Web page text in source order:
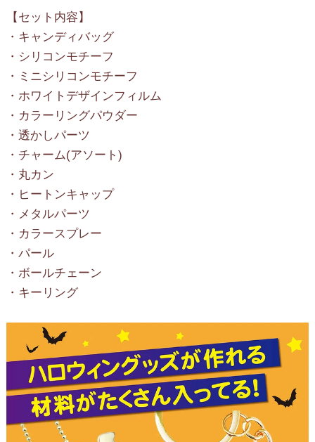
【セット内容】
・キャンディバッグ
・シリコンモチーフ
・ミニシリコンモチーフ
・ホワイトデザインフィルム
・カラーリングパウダー
・透かしパーツ
・チャーム(アソート)
・丸カン
・ヒートンキャップ
・メタルパーツ
・カラースプレー
・パール
・ボールチェーン
・キーリング